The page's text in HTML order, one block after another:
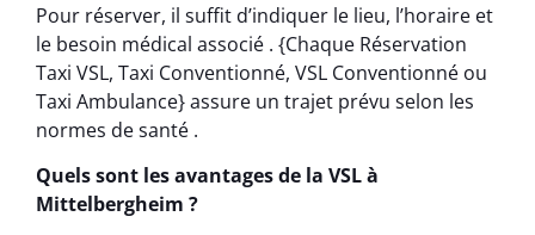
Pour réserver, il suffit d’indiquer le lieu, l’horaire et
le besoin médical associé . {Chaque Réservation
Taxi VSL, Taxi Conventionné, VSL Conventionné ou
Taxi Ambulance} assure un trajet prévu selon les
normes de santé .
Quels sont les avantages de la VSL à
Mittelbergheim ?